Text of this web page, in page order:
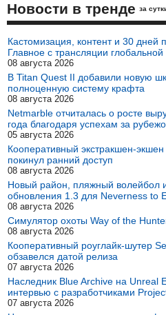
Новости в тренде за
Кастомизация, контент и 30 дней
Главное с трансляции
08 августа 2026
В Titan Quest II добавили новую
полноценную систему крафта
08 августа 2026
Netmarble отчиталась о росте
года благодаря успехам за
05 августа 2026
Кооперативный экстракшен-
покинул ранний доступ
08 августа 2026
Новый район, пляжный волейбол
обновления 1.3 для Neverness to
08 августа 2026
Симулятор охоты Way of the
08 августа 2026
Кооперативный роуглайк-шутер
обзавелся датой релиза
07 августа 2026
Наследник Blue Archive на Unreal
интервью с разработчиками
07 августа 2026